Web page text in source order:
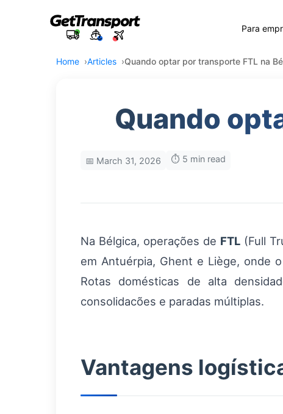
Para
Home Articles Quando optar por transporte FTL na
Quando
📅 March 31, 2026 ⏱️ 5 min read
Na Bélgica, operações de FTL(Full
em Antuérpia, Ghent e Liège, onde
Rotas domésticas de alta
consolidacões e paradas múltiplas.
Vantagens